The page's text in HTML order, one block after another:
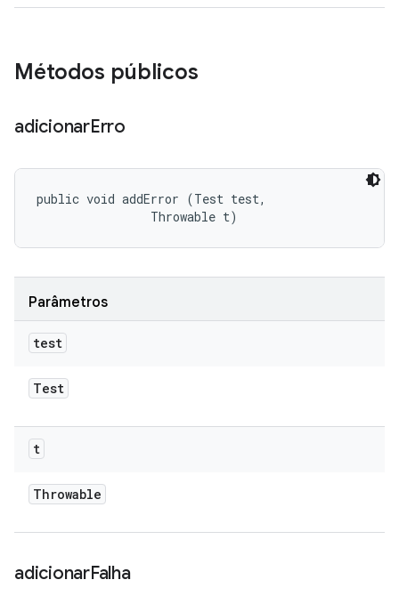
Métodos públicos
adicionarErro
public void addError (Test test,
                Throwable t)
Parâmetros
test
Test
t
Throwable
adicionarFalha